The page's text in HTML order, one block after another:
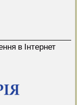
в Інтернет